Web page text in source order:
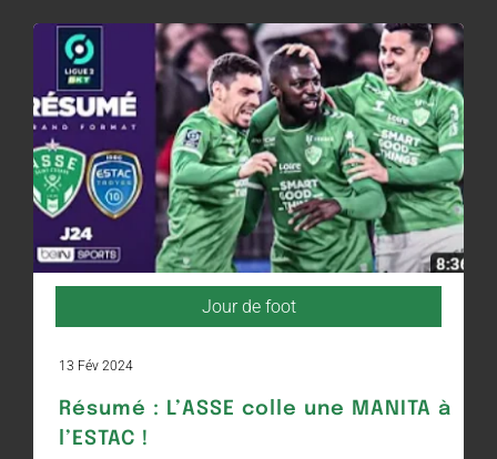
Jour de foot
13 Fév 2024
Résumé : L’ASSE colle une MANITA à
l’ESTAC !